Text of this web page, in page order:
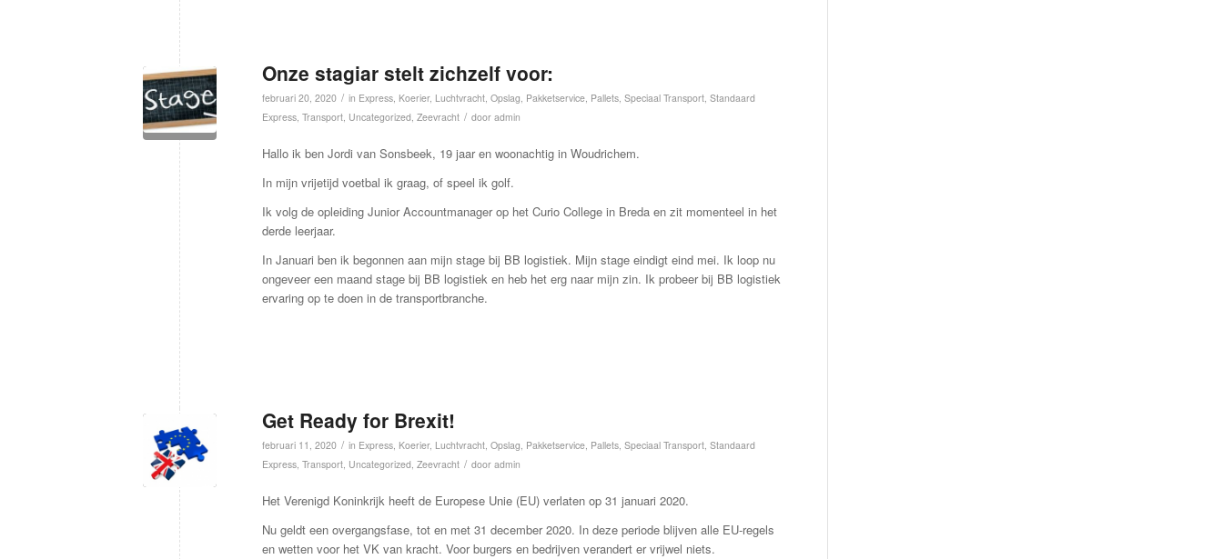
Onze stagiar stelt zichzelf voor:
februari 20, 2020 / in Express Koerier, Luchtvracht Opslag Pakketservice Pallets Speciaal Transport Standaard
Express Transport Uncategorized Zeevracht / door admin
Hallo ik ben Jordi van Sonsbeek, 19 jaar en woonachtig in Woudrichem.
In mijn vrijetijd voetbal ik graag, of speel ik golf.
Ik volg de opleiding Junior Accountmanager op het Curio College in Breda en zit momenteel in het
derde leerjaar.
In Januari ben ik begonnen aan mijn stage bij BB logistiek. Mijn stage eindigt eind mei. Ik loop nu
ongeveer een maand stage bij BB logistiek en heb het erg naar mijn zin. Ik probeer bij BB logistiek
ervaring op te doen in de transportbranche.
Get Ready for Brexit!
februari 11, 2020 / in Express Koerier, Luchtvracht Opslag Pakketservice Pallets Speciaal Transport Standaard
Express Transport Uncategorized Zeevracht / door admin
Het Verenigd Koninkrijk heeft de Europese Unie (EU) verlaten op 31 januari 2020.
Nu geldt een overgangsfase, tot en met 31 december 2020. In deze periode blijven alle EU-regels
en wetten voor het VK van kracht. Voor burgers en bedrijven verandert er vrijwel niets.